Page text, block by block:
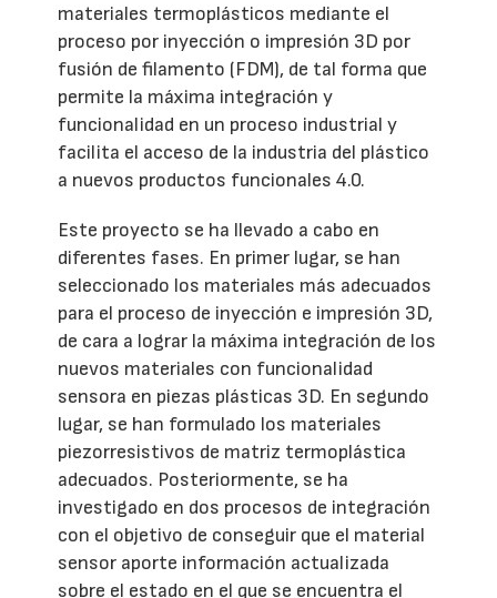
materiales termoplásticos mediante el
proceso por inyección o impresión 3D por
fusión de filamento (FDM), de tal forma que
permite la máxima integración y
funcionalidad en un proceso industrial y
facilita el acceso de la industria del plástico
a nuevos productos funcionales 4.0.
Este proyecto se ha llevado a cabo en
diferentes fases. En primer lugar, se han
seleccionado los materiales más adecuados
para el proceso de inyección e impresión 3D,
de cara a lograr la máxima integración de los
nuevos materiales con funcionalidad
sensora en piezas plásticas 3D. En segundo
lugar, se han formulado los materiales
piezorresistivos de matriz termoplástica
adecuados. Posteriormente, se ha
investigado en dos procesos de integración
con el objetivo de conseguir que el material
sensor aporte información actualizada
sobre el estado en el que se encuentra el